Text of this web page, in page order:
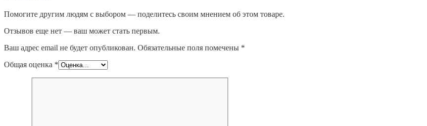
Помогите другим людям с выбором — поделитесь своим мнением об этом товаре.
Отзывов еще нет — ваш может стать первым.
Ваш адрес email не будет опубликован. Обязательные поля помечены *
Общая оценка *